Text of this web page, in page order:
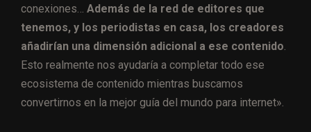
conexiones… Además de la red de editores que
tenemos, y los periodistas en casa, los creadores
añadirían una dimensión adicional a ese contenido.
Esto realmente nos ayudaría a completar todo ese
ecosistema de contenido mientras buscamos
convertirnos en la mejor guía del mundo para internet».